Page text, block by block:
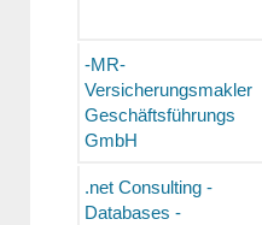
-MR-
Versicherungsmakler
Geschäftsführungs
GmbH
.net Consulting -
Databases -